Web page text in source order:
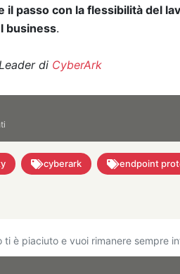
il passo con la flessibilità del
business.
di CyberArk
cyberark endpoint
ti è piaciuto e vuoi rimanere sempre